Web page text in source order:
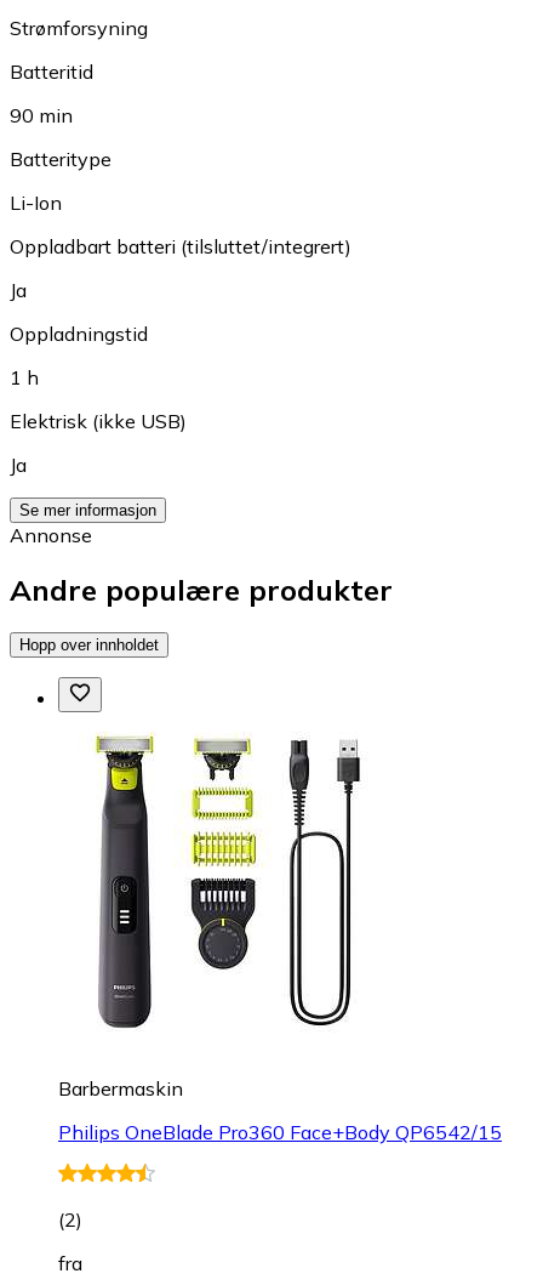
Strømforsyning
Batteritid
90 min
Batteritype
Li-Ion
Oppladbart batteri (tilsluttet/integrert)
Ja
Oppladningstid
1 h
Elektrisk (ikke USB)
Ja
Se mer informasjon
Annonse
Andre populære produkter
Hopp over innholdet
Barbermaskin
Philips OneBlade Pro360 Face+Body QP6542/15
(2)
fra